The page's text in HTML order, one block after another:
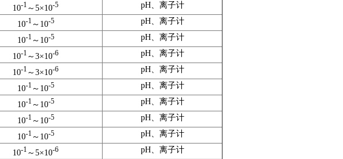
10-1 ～ 5×10-5
pH、离子计
10-1～ 10-5
pH、离子计
10-1～ 10-5
pH、离子计
10-1 ～ 3×10-6
pH、离子计
10-1 ～ 3×10-6
pH、离子计
10-1～ 10-5
pH、离子计
10-1～ 10-5
pH、离子计
10-1～ 10-5
pH、离子计
10-1～ 10-5
pH、离子计
10-1 ～ 5×10-6
pH、离子计